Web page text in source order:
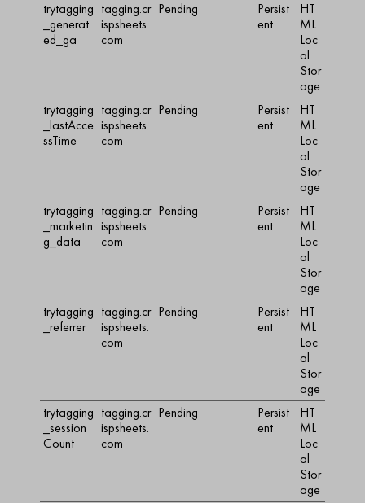
trytagging
_generat
ed_ga
tagging.cr
ispsheets.
com
Pending
Persist
ent
HT
ML
Loc
al
Stor
age
trytagging
_lastAcce
ssTime
tagging.cr
ispsheets.
com
Pending
Persist
ent
HT
ML
Loc
al
Stor
age
trytagging
_marketin
g_data
tagging.cr
ispsheets.
com
Pending
Persist
ent
HT
ML
Loc
al
Stor
age
trytagging
_referrer
tagging.cr
ispsheets.
com
Pending
Persist
ent
HT
ML
Loc
al
Stor
age
trytagging
_session
Count
tagging.cr
ispsheets.
com
Pending
Persist
ent
HT
ML
Loc
al
Stor
age